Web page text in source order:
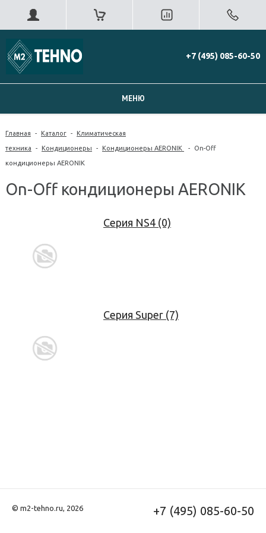
+7 (495) 085-60-50
МЕНЮ
Главная - Каталог - Климатическая
техника - Кондиционеры - Кондиционеры AERONIK - On-Off
кондиционеры AERONIK
On-Off кондиционеры AERONIK
Серия NS4 (0)
Серия Super (7)
© m2-tehno.ru, 2026 +7 (495) 085-60-50